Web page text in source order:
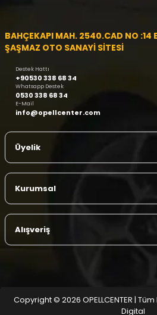
BAHÇEKAPI MAH. 2540.CAD NO :14
ŞAŞMAZ OTO SANAYİ SİTESİ
Destek Hattı
+90530 338 68 34
Whatsapp Destek
0530 338 68 34
E-Mail
info@opellcenter.com
Üyelik
Kurumsal
Alışveriş
Copyright © 2026 OPELLCENTER | Tüm
Digital